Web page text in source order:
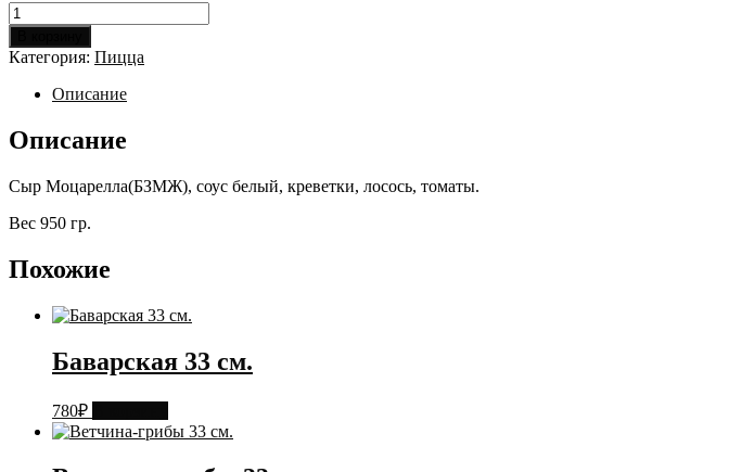
Количество
товара
Морская
40
Категория: Пицца
Описание
Описание
Сыр Моцарелла(БЗМЖ), соус белый, креветки, лосось, томаты.
Вес 950 гр.
Похожие
Баварская 33 см.
780₽